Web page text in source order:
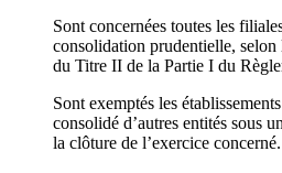
Sont concernées toutes les
consolidation prudentielle,
du Titre II de la Partie I du
Sont exemptés les
consolidé d’autres entités sous
la clôture de l’exercice concerné.